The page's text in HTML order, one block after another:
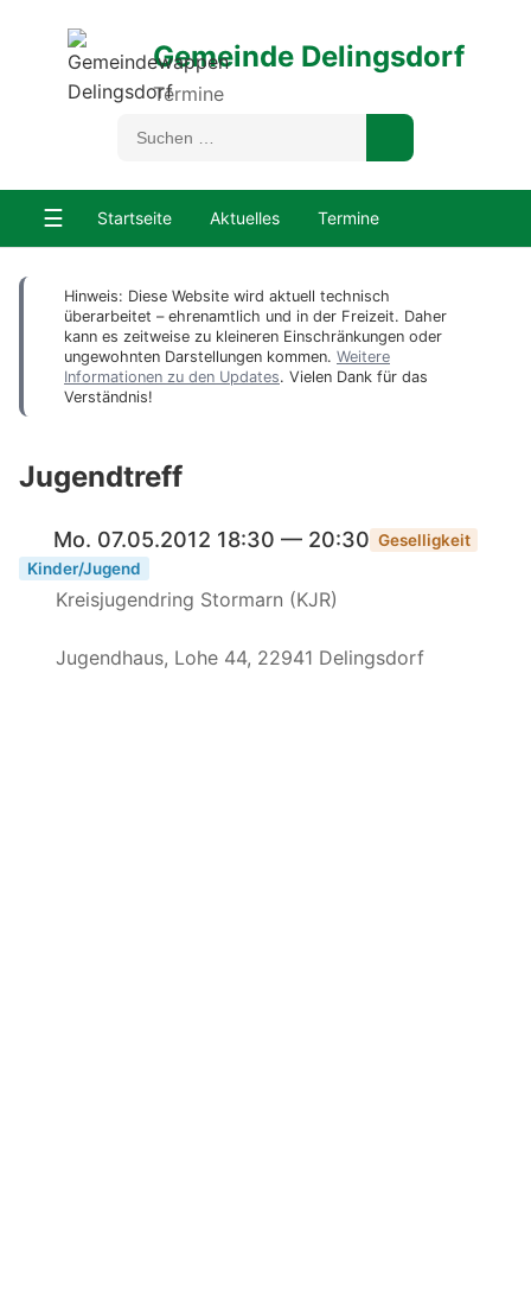
Gemeinde Delingsdorf
Termine
☰ Startseite Aktuelles Termine
Hinweis: Diese Website wird aktuell technisch
überarbeitet – ehrenamtlich und in der Freizeit. Daher
kann es zeitweise zu kleineren Einschränkungen oder
ungewohnten Darstellungen kommen. Weitere
Informationen zu den Updates. Vielen Dank für das
Verständnis!
Jugendtreff
Mo. 07.05.2012 18:30 — 20:30 Geselligkeit
Kinder/Jugend
Kreisjugendring Stormarn (KJR)
Jugendhaus, Lohe 44, 22941 Delingsdorf